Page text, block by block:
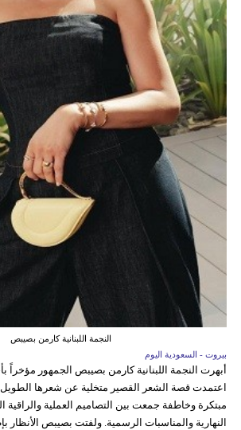
النجمة اللبنانية كارمن بصيبص
بيروت - السعودية اليوم
أبهرت النجمة اللبنانية كارمن بصيبص الجمهور
اعتمدت قصة الشعر القصير متخلية عن شعرها الطويل
مبتكرة وخاطفة جمعت بين التصاميم العملية والراقية
النهارية والمناسبات الرسمية. ولفتت بصيبص الأنظار